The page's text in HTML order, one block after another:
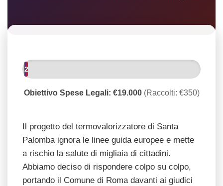
2
Obiettivo Spese Legali: €19.000 (Raccolti: €350)
Il progetto del termovalorizzatore di Santa
Palomba ignora le linee guida europee e mette
a rischio la salute di migliaia di cittadini.
Abbiamo deciso di rispondere colpo su colpo,
portando il Comune di Roma davanti ai giudici